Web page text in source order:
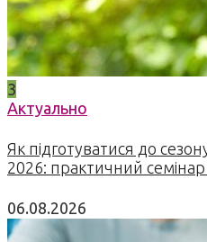
3
Актуально
Як підготуватися до
2026: практичний семінар
06.08.2026